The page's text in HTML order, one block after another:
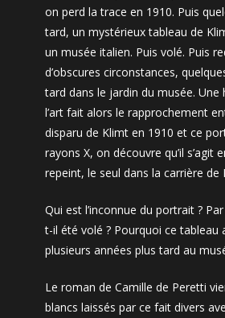
on perd la trace en 1910. Puis
tard, un mystérieux tableau de
un musée italien. Puis volé. Puis
d’obscures circonstances,
tard dans le jardin du musée. Une
l’art fait alors le rapprochement
disparu de Klimt en 1910 et ce
rayons X, on découvre qu’il s’agit
repeint, le seul dans la carrière de
Qui est l’inconnue du portrait ?
t-il été volé ? Pourquoi ce tableau
plusieurs années plus tard au
Le roman de Camille de Peretti
blancs laissés par ce fait divers